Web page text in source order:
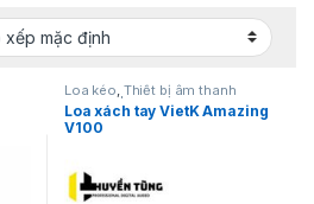
Loa kéo Thiết bị âm thanh
karaoke | KTV
Loa xách tay VietK Amazing
V100